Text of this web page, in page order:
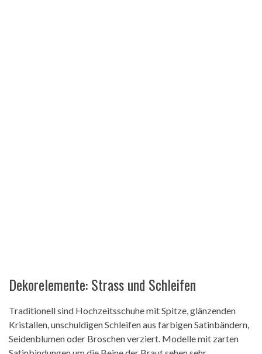
Dekorelemente: Strass und Schleifen
Traditionell sind Hochzeitsschuhe mit Spitze, glänzenden
Kristallen, unschuldigen Schleifen aus farbigen Satinbändern,
Seidenblumen oder Broschen verziert. Modelle mit zarten